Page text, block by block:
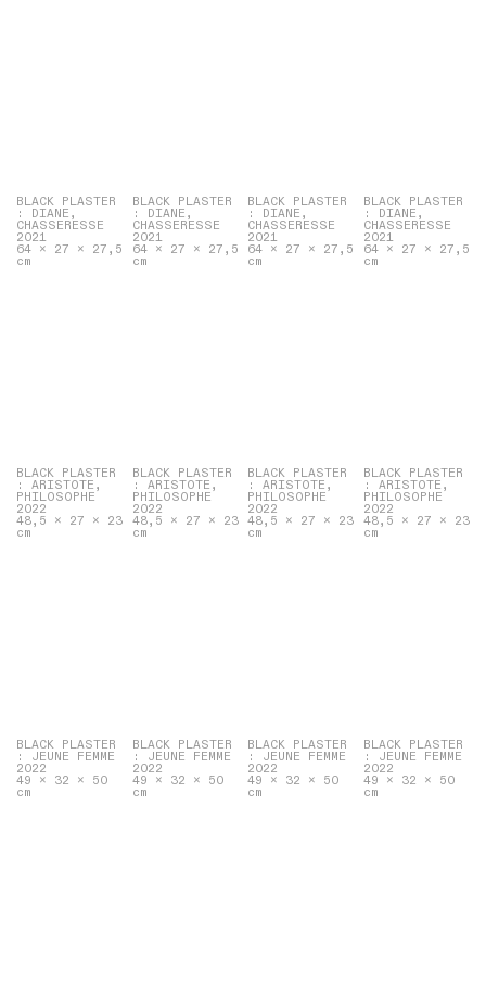
BLACK PLASTER
: DIANE,
CHASSERESSE
2021
64 x 27 x 27,5
cm
BLACK PLASTER
: DIANE,
CHASSERESSE
2021
64 x 27 x 27,5
cm
BLACK PLASTER
: DIANE,
CHASSERESSE
2021
64 x 27 x 27,5
cm
BLACK PLASTER
: DIANE,
CHASSERESSE
2021
64 x 27 x 27,5
cm
BLACK PLASTER
: ARISTOTE,
PHILOSOPHE
2022
48,5 x 27 x 23
cm
BLACK PLASTER
: ARISTOTE,
PHILOSOPHE
2022
48,5 x 27 x 23
cm
BLACK PLASTER
: ARISTOTE,
PHILOSOPHE
2022
48,5 x 27 x 23
cm
BLACK PLASTER
: ARISTOTE,
PHILOSOPHE
2022
48,5 x 27 x 23
cm
BLACK PLASTER
: JEUNE FEMME
2022
49 x 32 x 50
cm
BLACK PLASTER
: JEUNE FEMME
2022
49 x 32 x 50
cm
BLACK PLASTER
: JEUNE FEMME
2022
49 x 32 x 50
cm
BLACK PLASTER
: JEUNE FEMME
2022
49 x 32 x 50
cm